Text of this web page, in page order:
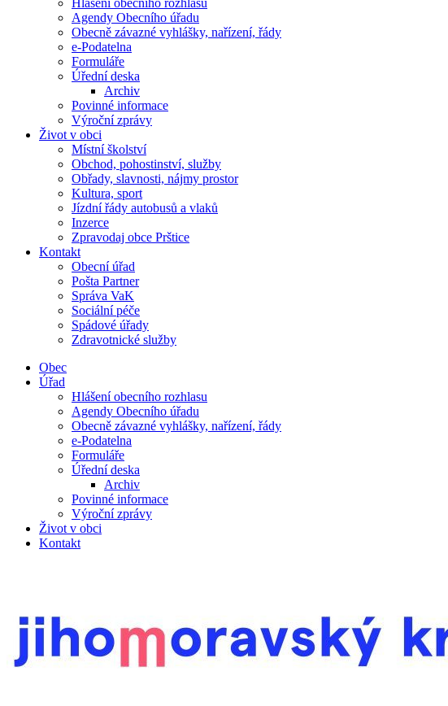
Hlášení obecního rozhlasu
Agendy Obecního úřadu
Obecně závazné vyhlášky, nařízení, řády
e-Podatelna
Formuláře
Úřední deska
Archiv
Povinné informace
Výroční zprávy
Život v obci
Místní školství
Obchod, pohostinství, služby
Obřady, slavnosti, nájmy prostor
Kultura, sport
Jízdní řády autobusů a vlaků
Inzerce
Zpravodaj obce Prštice
Kontakt
Obecní úřad
Pošta Partner
Správa VaK
Sociální péče
Spádové úřady
Zdravotnické služby
Obec
Úřad
Hlášení obecního rozhlasu
Agendy Obecního úřadu
Obecně závazné vyhlášky, nařízení, řády
e-Podatelna
Formuláře
Úřední deska
Archiv
Povinné informace
Výroční zprávy
Život v obci
Kontakt